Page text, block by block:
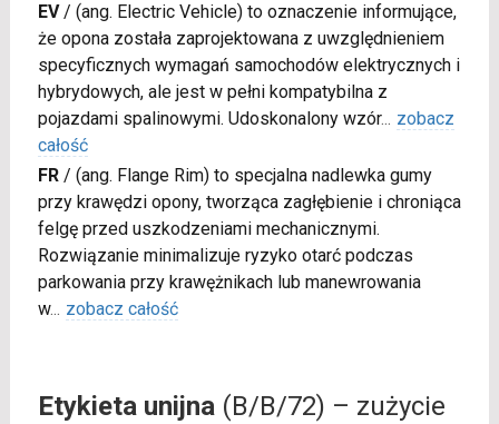
EV/ (ang. Electric Vehicle) to oznaczenie informujące,
że opona została zaprojektowana z uwzględnieniem
specyficznych wymagań samochodów elektrycznych i
hybrydowych, ale jest w pełni kompatybilna z
pojazdami spalinowymi. Udoskonalony wzór... zobacz
całość
FR/ (ang. Flange Rim) to specjalna nadlewka gumy
przy krawędzi opony, tworząca zagłębienie i chroniąca
felgę przed uszkodzeniami mechanicznymi.
Rozwiązanie minimalizuje ryzyko otarć podczas
parkowania przy krawężnikach lub manewrowania
w... zobacz całość
Etykieta unijna(B/B/72) – zużycie